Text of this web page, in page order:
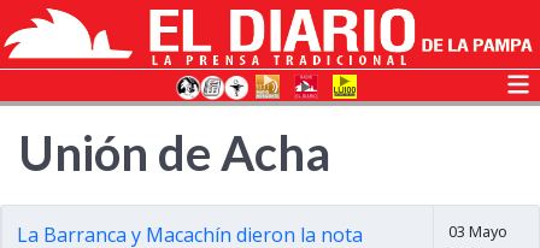
Unión de Acha
La Barranca y Macachín dieron la nota
03 Mayo